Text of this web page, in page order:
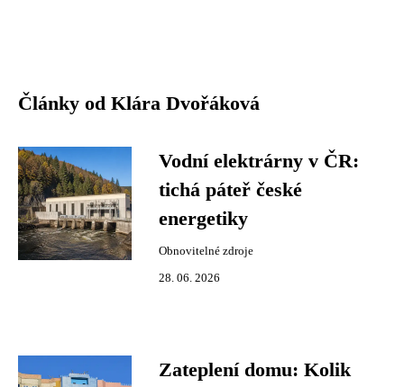
Články od Klára Dvořáková
Vodní elektrárny v ČR:
tichá páteř české
energetiky
Obnovitelné zdroje
28. 06. 2026
Zateplení domu: Kolik